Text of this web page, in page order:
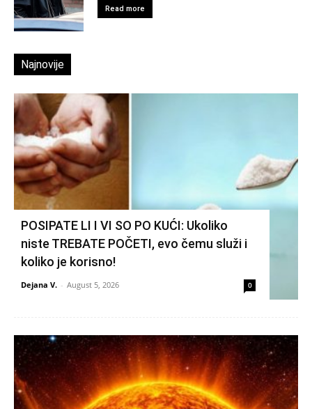
Read more
Najnovije
POSIPATE LI I VI SO PO KUĆI: Ukoliko
niste TREBATE POČETI, evo čemu služi i
koliko je korisno!
Dejana V. - August 5, 2026 0